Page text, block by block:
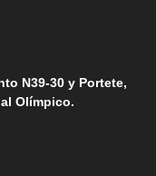
N39-30 y Portete,
Olímpico.